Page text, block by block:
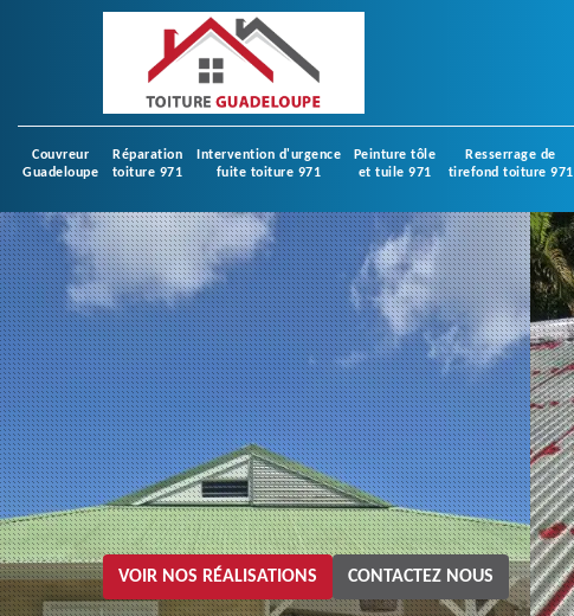
Couvreur
Guadeloupe
Réparation
toiture 971
Intervention d'urgence
fuite toiture 971
Peinture tôle
et tuile 971
Resserrage de
tirefond toiture 971
VOIR NOS RÉALISATIONS CONTACTEZ NOUS